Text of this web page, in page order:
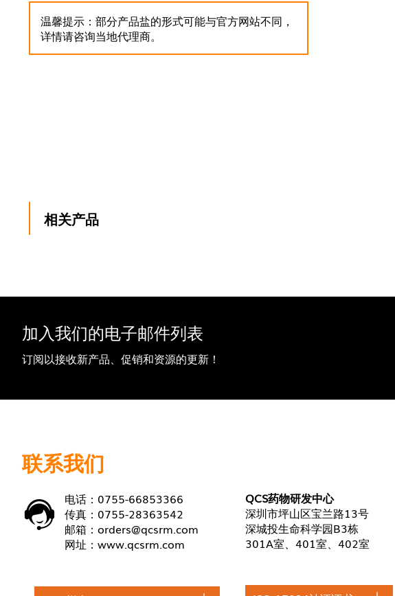
温馨提示：部分产品盐的形式可能与官方网站不同，
详情请咨询当地代理商。
相关产品
加入我们的电子邮件列表
订阅以接收新产品、促销和资源的更新！
联系我们
电话：0755-66853366
传真：0755-28363542
邮箱： orders@qcsrm.com
网址： www.qcsrm.com
QCS药物研发中心
深圳市坪山区宝兰路13号
深城投生命科学园B3栋
301A室、401室、402室